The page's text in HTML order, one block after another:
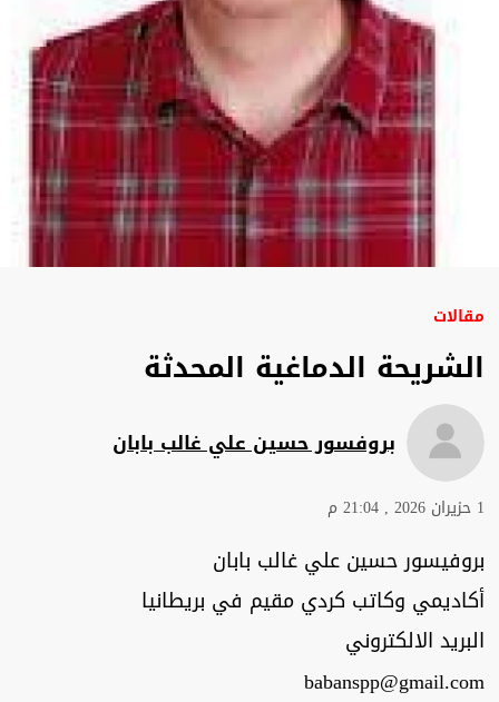
مقالات
الشريحة الدماغية المحدثة
بروفسور حسين علي غالب بابان
1 حزيران 2026 , 21:04 م
بروفيسور حسين علي غالب بابان
أكاديمي وكاتب كردي مقيم في بريطانيا
البريد الالكتروني
babanspp@gmail.com